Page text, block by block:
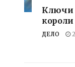
Ключи
короли
ДЕЛО